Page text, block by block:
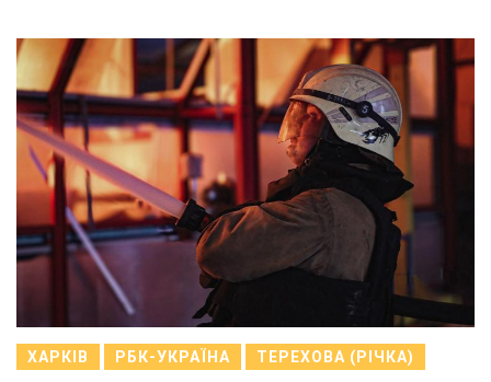
ХАРКІВ РБК-УКРАЇНА ТЕРЕХОВА (РІЧКА)